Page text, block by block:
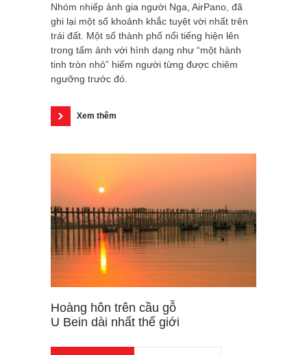
Nhóm nhiếp ảnh gia người Nga, AirPano, đã
ghi lại một số khoảnh khắc tuyệt vời nhất trên
trái đất. Một số thành phố nổi tiếng hiện lên
trong tấm ảnh với hình dạng như “một hành
tinh tròn nhỏ” hiếm người từng được chiêm
ngưỡng trước đó.
Xem thêm
Hoàng hôn trên cầu gỗ
U Bein dài nhất thế giới